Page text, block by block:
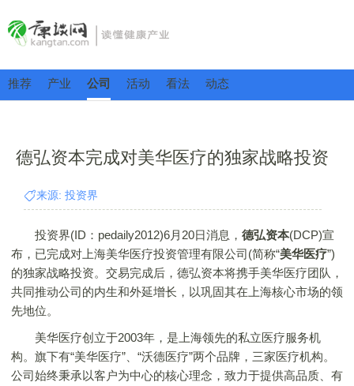
推荐 产业 公司 活动 看法 动态
德弘资本完成对美华医疗的独家战略投资
来源: 投资界
投资界(ID：pedaily2012)6月20日消息， 德弘资本(DCP)宣
布，已完成对上海美华医疗投资管理有限公司(简称“美华医疗”)
的独家战略投资。交易完成后，德弘资本将携手美华医疗团队，
共同推动公司的内生和外延增长，以巩固其在上海核心市场的领
先地位。
美华医疗创立于2003年，是上海领先的私立医疗服务机
构。旗下有“美华医疗”、“沃德医疗”两个品牌，三家医疗机构。
公司始终秉承以客户为中心的核心理念，致力于提供高品质、有